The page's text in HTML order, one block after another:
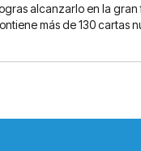
alcanzarlo en la
más de 130 cartas